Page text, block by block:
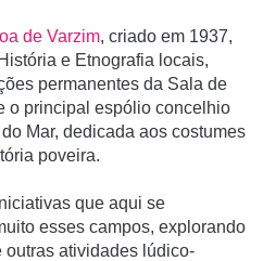
de Varzim, criado em 1937,
e Etnografia locais,
permanentes da Sala de
o principal espólio concelhio
Mar, dedicada aos costumes
poveira.
que aqui se
esses campos, explorando
outras atividades lúdico-